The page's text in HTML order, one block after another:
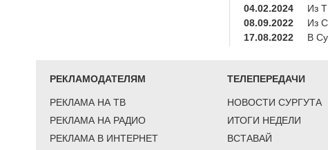
04.02.2024
Из
08.09.2022
Из
17.08.2022
В
РЕКЛАМОДАТЕЛЯМ
РЕКЛАМА НА ТВ
РЕКЛАМА НА РАДИО
РЕКЛАМА В ИНТЕРНЕТ
ТЕЛЕПЕРЕДАЧИ
НОВОСТИ СУРГУТА
ИТОГИ НЕДЕЛИ
ВСТАВАЙ